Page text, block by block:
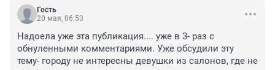
Гость
20 мая, 06:53
Надоела уже эта публикация.... уже в 3- раз с
обнуленными комментариями. Уже обсудили эту
тему- городу не интересны девушки из салонов, где не